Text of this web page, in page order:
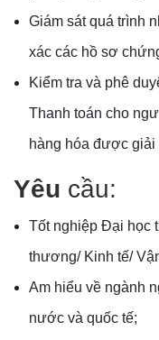
Giám sát quá trình
xác các hồ sơ
Kiểm tra và phê
Thanh toán cho
hàng hóa được
Yêu cầu:
Tốt nghiệp Đại học
thương/ Kinh tế/
Am hiểu về ngành
nước và quốc tế;